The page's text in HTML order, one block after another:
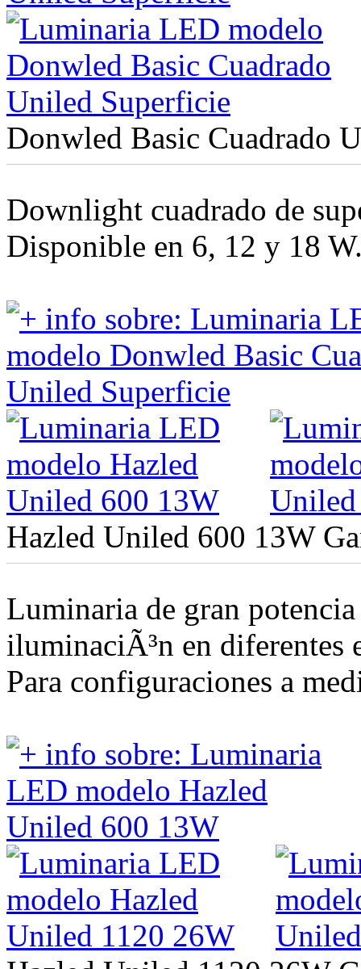
Donwled Basic Cuadrado
Downlight cuadrado de
Disponible en 6, 12 y 18
Hazled Uniled 600 13W
Luminaria de gran
iluminaciÃ³n en diferentes
Para configuraciones a